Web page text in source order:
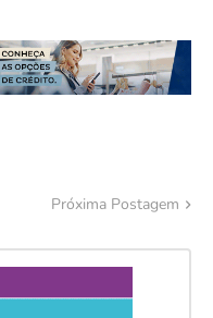
Próxima Postagem